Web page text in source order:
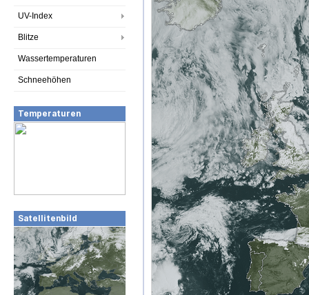
UV-Index
Blitze
Wassertemperaturen
Schneehöhen
Temperaturen
Satellitenbild